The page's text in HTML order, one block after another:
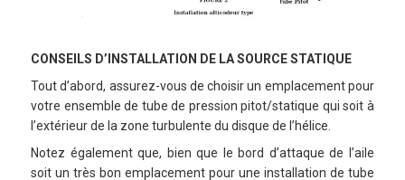
CONSEILS D’INSTALLATION DE LA SOURCE STATIQUE
Tout d’abord, assurez-vous de choisir un emplacement pour
votre ensemble de tube de pression pitot/statique qui soit à
l’extérieur de la zone turbulente du disque de l’hélice.
Notez également que, bien que le bord d’attaque de l’aile
soit un très bon emplacement pour une installation de tube